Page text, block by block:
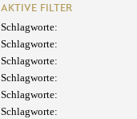
AKTIVE FILTER
Schlagworte:
Schlagworte:
Schlagworte:
Schlagworte:
Schlagworte:
Schlagworte: